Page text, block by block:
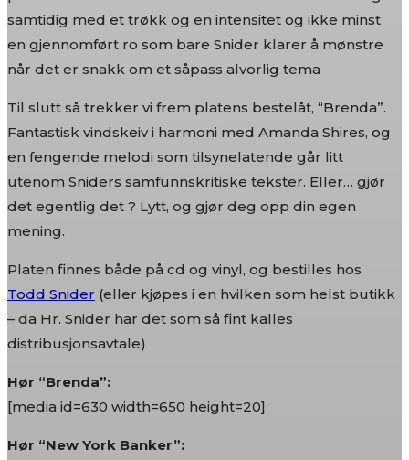
samtidig med et trøkk og en intensitet og ikke minst
en gjennomført ro som bare Snider klarer å mønstre
når det er snakk om et såpass alvorlig tema
Til slutt så trekker vi frem platens bestelåt, “Brenda”.
Fantastisk vindskeiv i harmoni med Amanda Shires, og
en fengende melodi som tilsynelatende går litt
utenom Sniders samfunnskritiske tekster. Eller… gjør
det egentlig det ? Lytt, og gjør deg opp din egen
mening.
Platen finnes både på cd og vinyl, og bestilles hos
Todd Snider (eller kjøpes i en hvilken som helst butikk
– da Hr. Snider har det som så fint kalles
distribusjonsavtale)
Hør “Brenda”:
[media id=630 width=650 height=20]
Hør “New York Banker”: